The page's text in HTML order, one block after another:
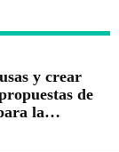
y crear
de
la